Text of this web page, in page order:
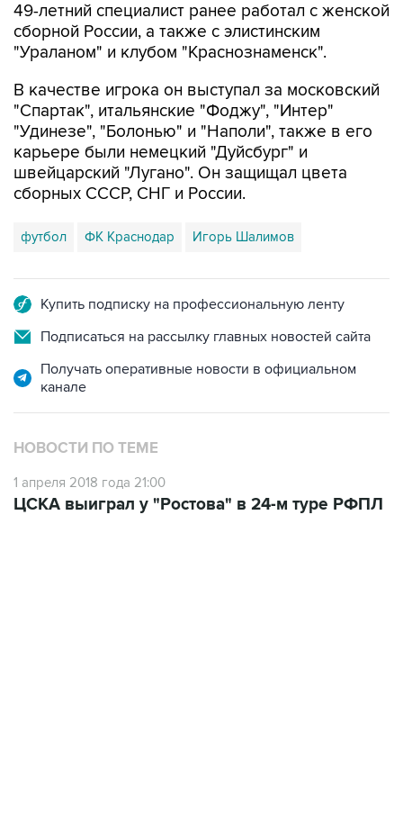
49-летний специалист ранее работал с женской
сборной России, а также с элистинским
"Ураланом" и клубом "Краснознаменск".
В качестве игрока он выступал за московский
"Спартак", итальянские "Фоджу", "Интер"
"Удинезе", "Болонью" и "Наполи", также в его
карьере были немецкий "Дуйсбург" и
швейцарский "Лугано". Он защищал цвета
сборных СССР, СНГ и России.
футбол ФК Краснодар Игорь Шалимов
Купить подписку на профессиональную ленту
Подписаться на рассылку главных новостей сайта
Получать оперативные новости в официальном
канале
НОВОСТИ ПО ТЕМЕ
1 апреля 2018 года 21:00
ЦСКА выиграл у "Ростова" в 24-м туре РФПЛ